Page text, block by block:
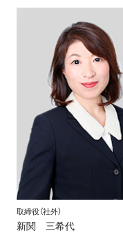
取締役（社外）
新関 三希代